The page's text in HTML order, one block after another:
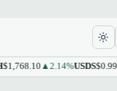
▲2.14%USDS$0.9997